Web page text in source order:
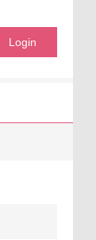
Login